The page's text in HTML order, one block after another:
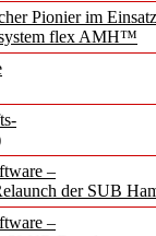
Pionier im
flex AMH™
–
der SUB
–